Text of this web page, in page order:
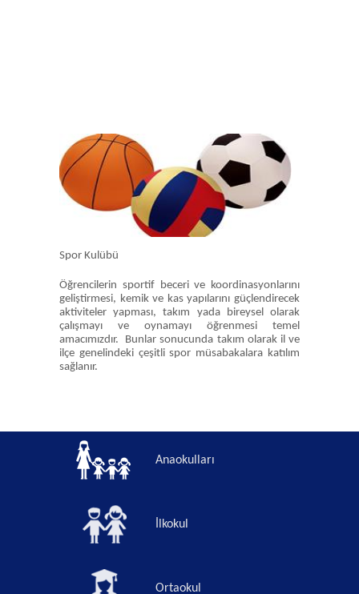
Spor Kulübü
Öğrencilerin sportif beceri ve koordinasyonlarını
geliştirmesi, kemik ve kas yapılarını güçlendirecek
aktiviteler yapması, takım yada bireysel olarak
çalışmayı ve oynamayı öğrenmesi temel
amacımızdır. Bunlar sonucunda takım olarak il ve
ilçe genelindeki çeşitli spor müsabakalara katılım
sağlanır.
Anaokulları
İlkokul
Ortaokul